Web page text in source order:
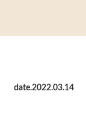
date.2022.03.14